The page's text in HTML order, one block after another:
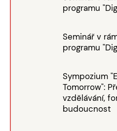
programu
Seminář v
programu
Sympozium
Tomorrow":
vzdělávání,
budoucnost